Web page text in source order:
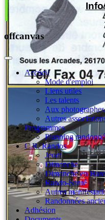
offcanvas
Accueil
Mode d'emploi
Liens utiles
Les talents
Aux
Autres
Programmes
Planning
C.R. Randos
Jeudi
Dimanche
Dimanche en
Rando-Santé
Autres
Randonnées
Adhésion